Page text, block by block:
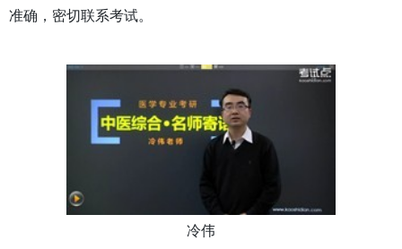
准确，密切联系考试。
冷伟